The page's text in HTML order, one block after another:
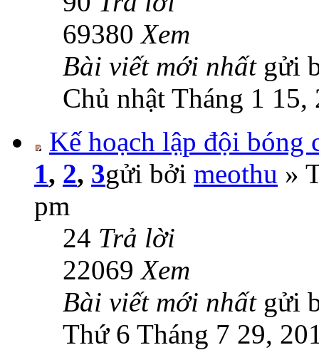
69380Xem
Bài viết mới nhất gửi
Chủ nhật Tháng 1 15,
Kế hoạch lập đội bóng
1, 2, 3gửi bởi meothu »
pm
24 Trả lời
22069Xem
Bài viết mới nhất gửi
Thứ 6 Tháng 7 29,